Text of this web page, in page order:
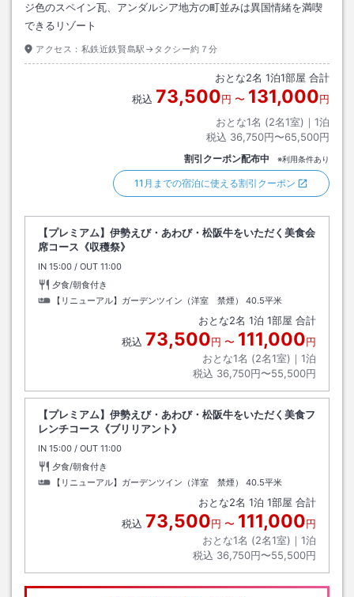
ジ色のスペイン瓦、アンダルシア地方の町並みは異国情緒を満喫
できるリゾート
アクセス： 私鉄近鉄賢島駅→タクシー約７分
おとな2名 1泊1部屋 合計
税込 73,500円 〜 131,000円
おとな1名 (2名1室)｜ 1泊
税込 36,750円〜65,500円
割引クーポン配布中 ※利用条件あり
11月までの宿泊に使える割引クーポン
【プレミアム】伊勢えび・あわび・松阪牛をいただく美食会
席コース《収穫祭》
IN チェックイン
15:00 / OUT チェックアウト
11:00
夕食/朝食付き
【リニューアル】ガーデンツイン（洋室 禁煙）
40.5平米
おとな2名 1泊 1部屋 合計
税込 73,500円 〜 111,000円
おとな1名 (2名1室)｜ 1泊
税込 36,750円〜55,500円
【プレミアム】伊勢えび・あわび・松阪牛をいただく美食フ
レンチコース《ブリリアント》
IN チェックイン
15:00 / OUT チェックアウト
11:00
夕食/朝食付き
【リニューアル】ガーデンツイン（洋室 禁煙）
40.5平米
おとな2名 1泊 1部屋 合計
税込 73,500円 〜 111,000円
おとな1名 (2名1室)｜ 1泊
税込 36,750円〜55,500円